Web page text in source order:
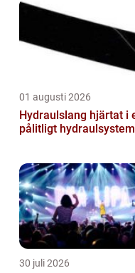
01 augusti 2026
Hydraulslang hjärtat i ett
pålitligt hydraulsystem
30 juli 2026